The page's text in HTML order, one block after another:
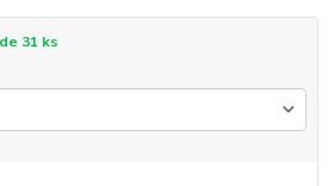
31 ks